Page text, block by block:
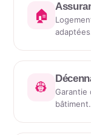
🏠
👷
Garantie
bâtiment.